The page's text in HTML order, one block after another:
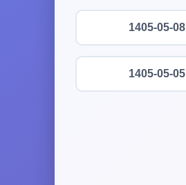
1405-05-08
1405-05-05